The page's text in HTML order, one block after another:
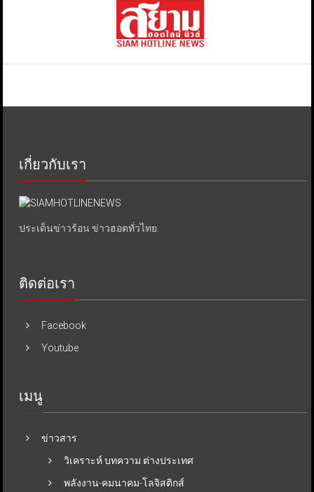
เกี่ยวกับเรา
ประเด็นข่าวร้อน ข่าวฮอตทั่วไทย.
ติดต่อเรา
Facebook
Youtube
เมนู
ข่าวสาร
วิเคราะห์ บทความ ต่างประเทศ
พลังงาน-คมนาคม-โลจิสติกส์